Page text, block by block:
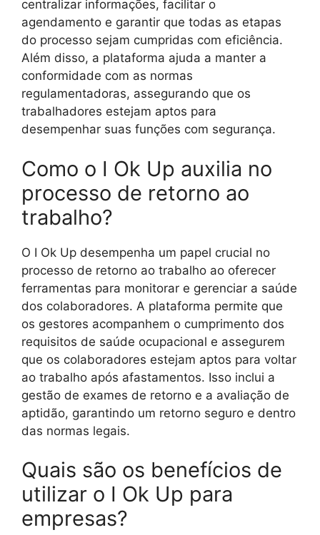
centralizar informações, facilitar o
agendamento e garantir que todas as etapas
do processo sejam cumpridas com eficiência.
Além disso, a plataforma ajuda a manter a
conformidade com as normas
regulamentadoras, assegurando que os
trabalhadores estejam aptos para
desempenhar suas funções com segurança.
Como o I Ok Up auxilia no
processo de retorno ao
trabalho?
O I Ok Up desempenha um papel crucial no
processo de retorno ao trabalho ao oferecer
ferramentas para monitorar e gerenciar a saúde
dos colaboradores. A plataforma permite que
os gestores acompanhem o cumprimento dos
requisitos de saúde ocupacional e assegurem
que os colaboradores estejam aptos para voltar
ao trabalho após afastamentos. Isso inclui a
gestão de exames de retorno e a avaliação de
aptidão, garantindo um retorno seguro e dentro
das normas legais.
Quais são os benefícios de
utilizar o I Ok Up para
empresas?